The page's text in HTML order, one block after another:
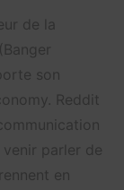
de la
son
Reddit
parler de
en